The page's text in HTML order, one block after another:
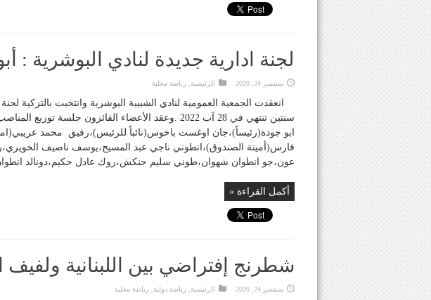
لجنة ادارية جديدة لنادي البوشرية :
سبتمبر 24, 2020 الرئيسية رياضة محلية
سنتين تنتهي في 28 آب 2022 .وعقد الأعضاء الفائزون جلسة
ابو جودة(رئيساً)،جان اوغست باخوس(نائباً للرئيس)،رفيق محمد
فارس(أمينة الصندوق)،انطوني ناجي عبد المسيح،يوسف ناصيف
عون،جو انطوان شهوان،طوني سليم حنكش،روك عادل حكيم،دونالد
أكمل القراءة »
شطرنج إفتراضي بين اللبنانية ولفيف
سبتمبر 24, 2020 الرئيسية رياضة دولية رياضة محلية